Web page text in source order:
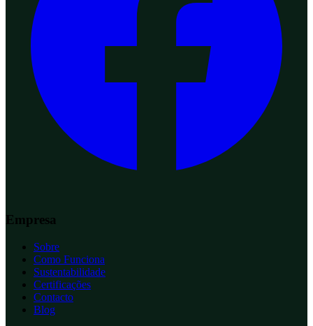
Empresa
Sobre
Como Funciona
Sustentabilidade
Certificações
Contacto
Blog